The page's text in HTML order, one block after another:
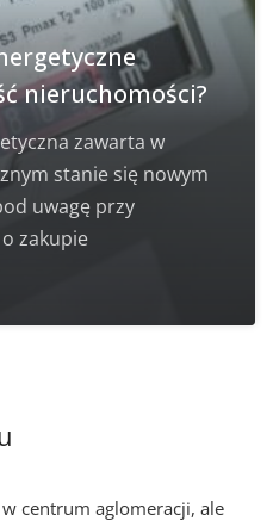
nieruchomości?
zawarta w
stanie się nowym
uwagę przy
zakupie
centrum aglomeracji, ale